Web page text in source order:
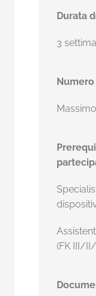
Durata
3
(FK III/